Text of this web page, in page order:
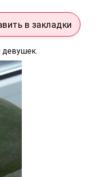
в закладки
девушек.